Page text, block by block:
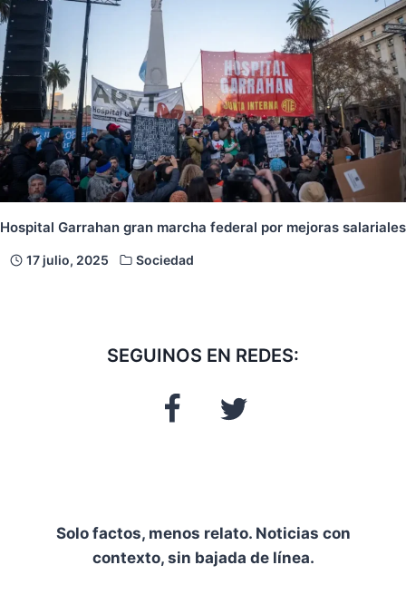
Hospital Garrahan gran marcha federal por mejoras salariales
17 julio, 2025 Sociedad
SEGUINOS EN REDES:
Solo factos, menos relato. Noticias con
contexto, sin bajada de línea.